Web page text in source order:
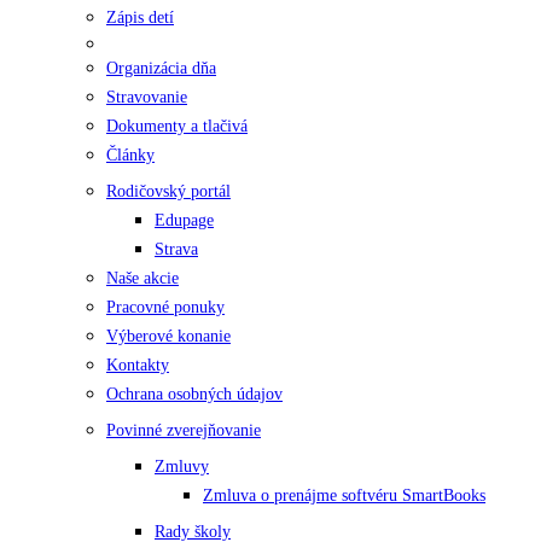
Zápis detí
Organizácia dňa
Stravovanie
Dokumenty a tlačivá
Články
Rodičovský portál
Edupage
Strava
Naše akcie
Pracovné ponuky
Výberové konanie
Kontakty
Ochrana osobných údajov
Povinné zverejňovanie
Zmluvy
Zmluva o prenájme softvéru SmartBooks
Rady školy